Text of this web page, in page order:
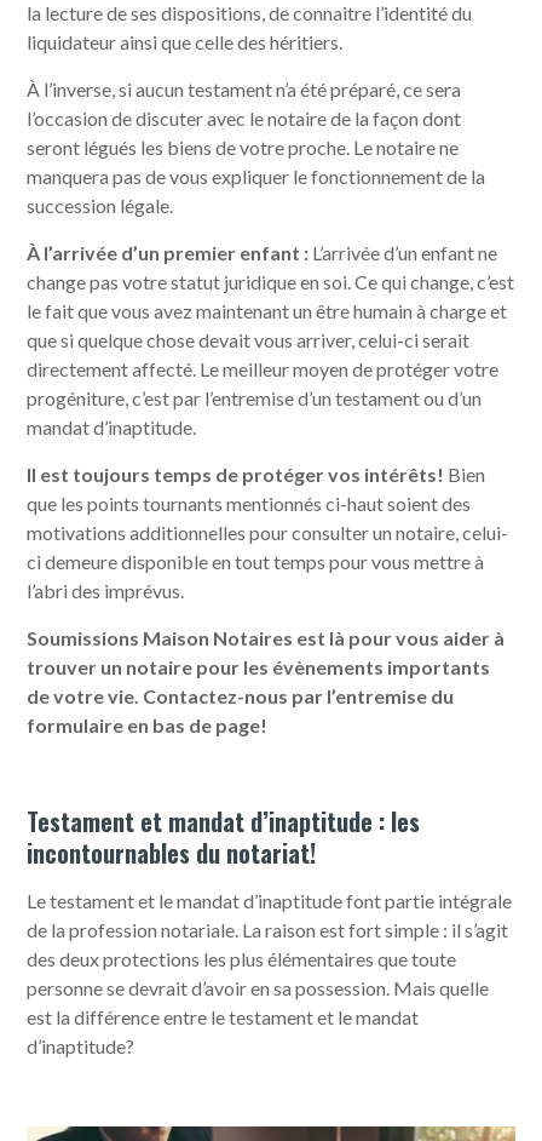
la lecture de ses dispositions, de connaitre l’identité du
liquidateur ainsi que celle des héritiers.
À l’inverse, si aucun testament n’a été préparé, ce sera
l’occasion de discuter avec le notaire de la façon dont
seront légués les biens de votre proche. Le notaire ne
manquera pas de vous expliquer le fonctionnement de la
succession légale.
À l’arrivée d’un premier enfant : L’arrivée d’un enfant ne
change pas votre statut juridique en soi. Ce qui change, c’est
le fait que vous avez maintenant un être humain à charge et
que si quelque chose devait vous arriver, celui-ci serait
directement affecté. Le meilleur moyen de protéger votre
progéniture, c’est par l’entremise d’un testament ou d’un
mandat d’inaptitude.
Il est toujours temps de protéger vos intérêts! Bien
que les points tournants mentionnés ci-haut soient des
motivations additionnelles pour consulter un notaire, celui-
ci demeure disponible en tout temps pour vous mettre à
l’abri des imprévus.
Soumissions Maison Notaires est là pour vous aider à
trouver un notaire pour les évènements importants
de votre vie. Contactez-nous par l’entremise du
formulaire en bas de page!
Testament et mandat d’inaptitude : les
incontournables du notariat!
Le testament et le mandat d’inaptitude font partie intégrale
de la profession notariale. La raison est fort simple : il s’agit
des deux protections les plus élémentaires que toute
personne se devrait d’avoir en sa possession. Mais quelle
est la différence entre le testament et le mandat
d’inaptitude?